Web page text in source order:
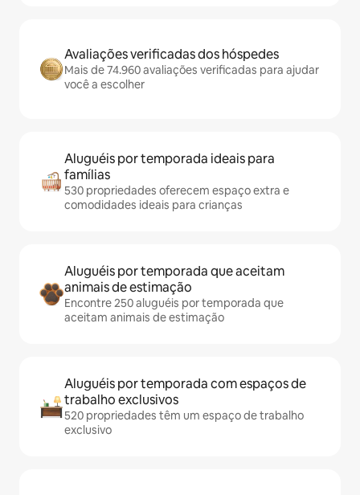
Avaliações verificadas dos hóspedes
Mais de 74.960 avaliações verificadas para ajudar
você a escolher
Aluguéis por temporada ideais para
famílias
530 propriedades oferecem espaço extra e
comodidades ideais para crianças
Aluguéis por temporada que aceitam
animais de estimação
Encontre 250 aluguéis por temporada que
aceitam animais de estimação
Aluguéis por temporada com espaços de
trabalho exclusivos
520 propriedades têm um espaço de trabalho
exclusivo